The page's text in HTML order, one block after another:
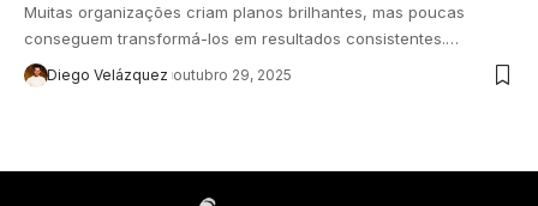
Muitas organizações criam planos brilhantes, mas poucas
conseguem transformá-los em resultados consistentes.…
Diego Velázquez outubro 29, 2025